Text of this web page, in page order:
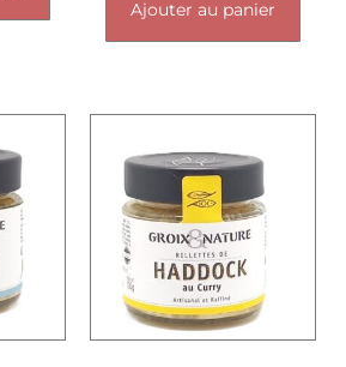
Ajouter au panier